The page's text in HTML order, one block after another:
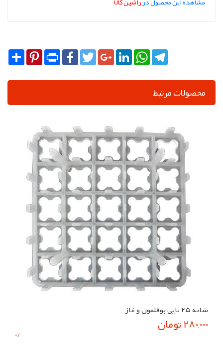
Share PinterestPrint FacebookTwitterGoogle+LinkedInWhatsApp
محصولات مرتبط
شانه 25 تایی بوقلمون و غاز
280,000 تومان 0%